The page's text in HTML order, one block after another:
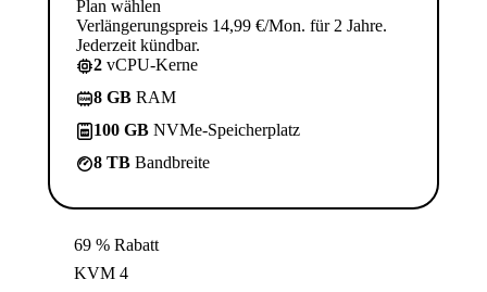
Plan wählen
Verlängerungspreis 14,99 €/Mon. für 2 Jahre.
Jederzeit kündbar.
2 vCPU-Kerne
8 GB RAM
100 GB NVMe-Speicherplatz
8 TB Bandbreite
69 % Rabatt
KVM 4